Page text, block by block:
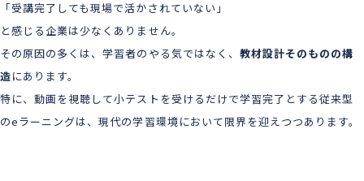
「受講完了しても現場で活かされていない」
と感じる企業は少なくありません。
その原因の多くは、学習者のやる気ではなく、 教材設計そのものの構
造にあります。
特に、動画を視聴して小テストを受けるだけで学習完了とする従来型
のeラーニングは、現代の学習環境において限界を迎えつつあります。